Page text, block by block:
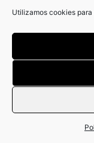
Utilizamos cookies
COMPRA
Copyright © 2026